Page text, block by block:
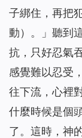
子綁住，再把
動）。」聽到
抗，只好忍氣
感覺難以忍受
往下流，心裡
什麼時候是個
了。這時，神